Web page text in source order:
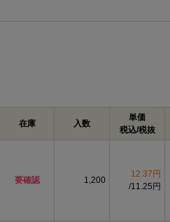
在庫 入数
単価
税込/税抜
要確認 1,200
12.37円
11.25円